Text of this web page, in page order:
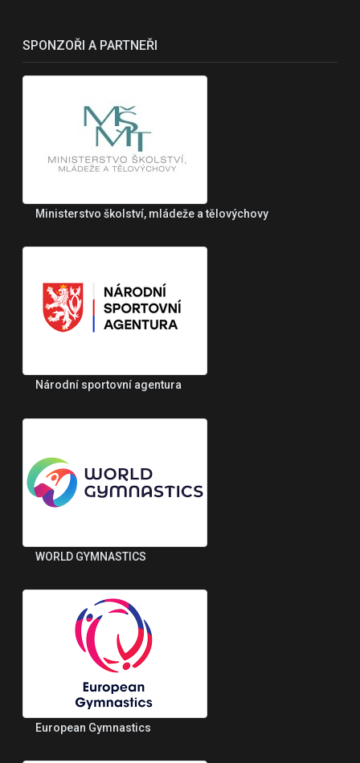
SPONZOŘI A PARTNEŘI
Ministerstvo školství, mládeže a tělovýchovy
Národní sportovní agentura
WORLD GYMNASTICS
European Gymnastics